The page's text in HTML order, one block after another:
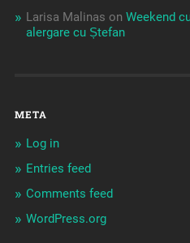
Larisa Malinas on Weekend
alergare cu Ștefan
META
Log in
Entries feed
Comments feed
WordPress.org